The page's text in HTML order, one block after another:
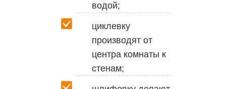
водой;
циклевку
производят от
центра комнаты к
стенам;